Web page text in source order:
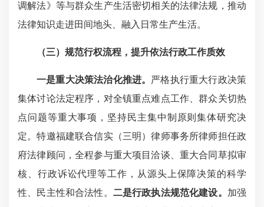
调解法》等与群众生产生活密切相关的法律法规，推动
法律知识走进田间地头、融入日常生产生活。
（三）规范行权流程，提升依法行政工作质效
一是重大决策法治化推进。 严格执行重大行政决策
集体讨论法定程序，对全镇重点难点工作、群众关切热
点问题等重大事项，坚持民主集中制原则集体研究决
定。特邀福建联合信实（三明）律师事务所律师担任政
府法律顾问，全程参与重大项目洽谈、重大合同草拟审
核、行政诉讼代理等工作，从源头上保障决策的科学
性、民主性和合法性。 二是行政执法规范化建设。 加强